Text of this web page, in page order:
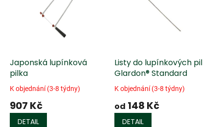
dJaponská lupínková
pilka
K objednání (3-8 týdny)
907 Kč
DETAIL
Listy do lupínkových pil
Glardon® Standard
K objednání (3-8 týdny)
od 148 Kč
DETAIL